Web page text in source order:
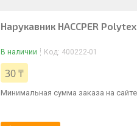
Нарукавник HACCPER
В наличии Код: 400222-01
30 ₸
Минимальная сумма заказа на